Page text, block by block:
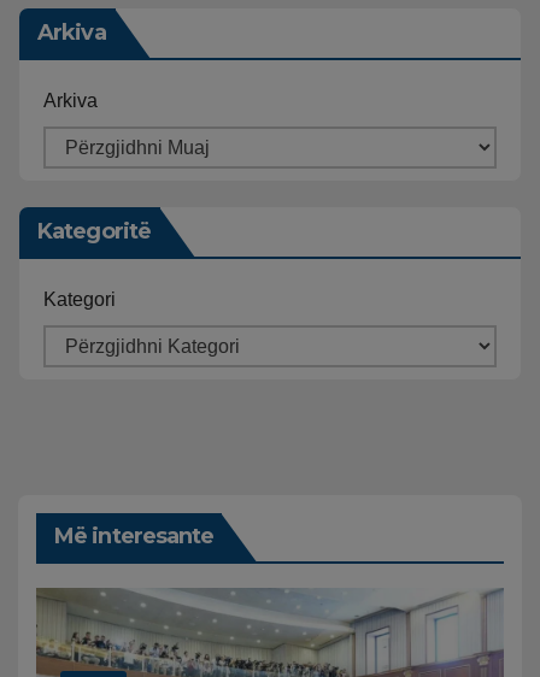
Arkiva
Arkiva
Kategoritë
Kategori
Më interesante